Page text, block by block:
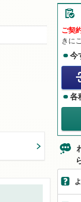
ご契
きに
今
各